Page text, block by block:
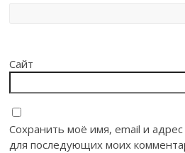
Сайт
Сохранить моё имя, email и
для последующих моих